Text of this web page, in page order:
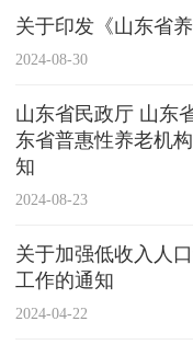
关于印发《山东省
2024-08-30
山东省民政厅 山东
东省普惠性养老机
知
2024-08-23
关于加强低收入人
工作的通知
2024-04-22